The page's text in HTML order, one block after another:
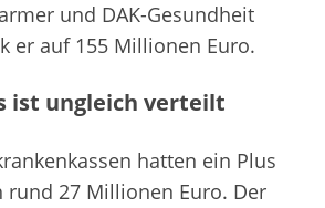
und DAK-Gesundheit
er auf 155 Millionen Euro.
ist ungleich verteilt
hatten ein Plus
rund 27 Millionen Euro. Der